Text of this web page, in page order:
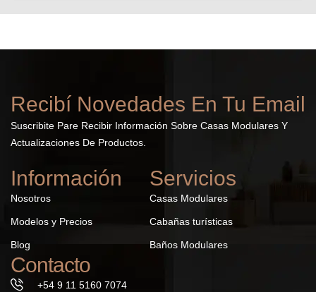
Recibí Novedades En Tu Email
Suscribite Pare Recibir Información Sobre Casas Modulares Y
Actualizaciones De Productos.
Información
Nosotros
Modelos y Precios
Blog
Servicios
Casas Modulares
Cabañas turísticas
Baños Modulares
Contacto
+54 9 11 5160 7074